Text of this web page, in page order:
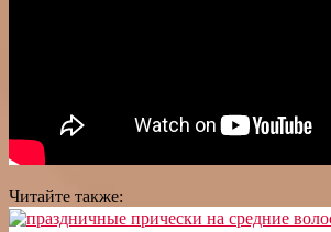
Читайте также: